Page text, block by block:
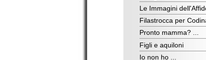
Figli e aquiloni
Io non ho ...
Disegni
Matitone 7/7/2011
Matitone 23/3/2011